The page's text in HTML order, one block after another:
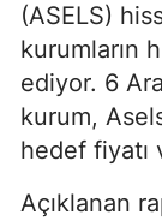
(ASELS)
kurumların
ediyor. 6
kurum,
hedef fiyatı
Açıklanan